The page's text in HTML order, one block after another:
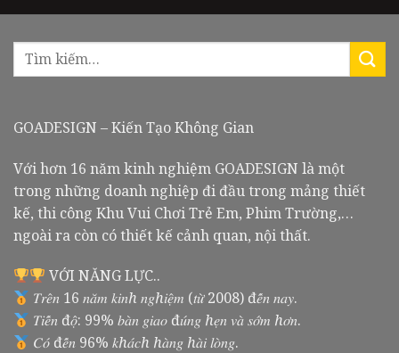
GOADESIGN – Kiến Tạo Không Gian
Với hơn 16 năm kinh nghiệm GOADESIGN là một
trong những doanh nghiệp đi đầu trong mảng thiết
kế, thi công Khu Vui Chơi Trẻ Em, Phim Trường,…
ngoài ra còn có thiết kế cảnh quan, nội thất.
VỚI NĂNG LỰC..
𝑇𝑟𝑒̂𝑛 16 𝑛𝑎̆𝑚 𝑘𝑖𝑛ℎ 𝑛𝑔ℎ𝑖𝑒̣̂𝑚 (𝑡𝑢̛̀ 2008) đ𝑒̂́𝑛 𝑛𝑎𝑦.
𝑇𝑖𝑒̂́𝑛 đ𝑜̣̂: 99% 𝑏𝑎̀𝑛 𝑔𝑖𝑎𝑜 đ𝑢́𝑛𝑔 ℎ𝑒̣𝑛 𝑣𝑎̀ 𝑠𝑜̛́𝑚 ℎ𝑜̛𝑛.
𝐶𝑜́ đ𝑒̂́𝑛 96% 𝑘ℎ𝑎́𝑐ℎ ℎ𝑎̀𝑛𝑔 ℎ𝑎̀𝑖 𝑙𝑜̀𝑛𝑔.